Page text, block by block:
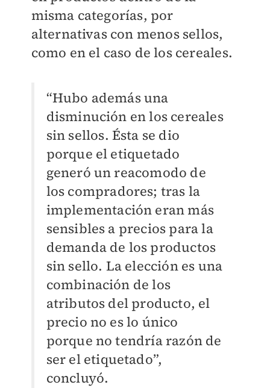
misma categorías, por
alternativas con menos sellos,
como en el caso de los cereales.
“Hubo además una
disminución en los cereales
sin sellos. Ésta se dio
porque el etiquetado
generó un reacomodo de
los compradores; tras la
implementación eran más
sensibles a precios para la
demanda de los productos
sin sello. La elección es una
combinación de los
atributos del producto, el
precio no es lo único
porque no tendría razón de
ser el etiquetado”,
concluyó.